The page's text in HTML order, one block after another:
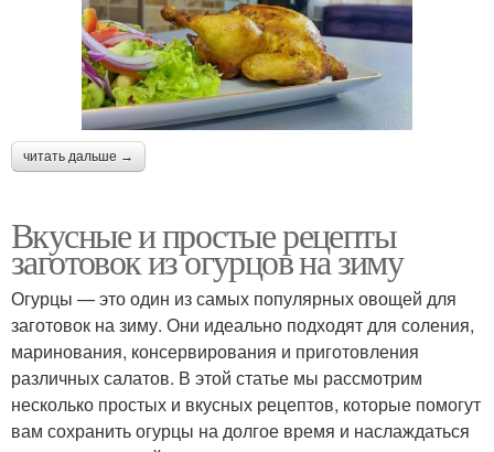
читать дальше →
Вкусные и простые рецепты
заготовок из огурцов на зиму
Огурцы — это один из самых популярных овощей для
заготовок на зиму. Они идеально подходят для соления,
маринования, консервирования и приготовления
различных салатов. В этой статье мы рассмотрим
несколько простых и вкусных рецептов, которые помогут
вам сохранить огурцы на долгое время и наслаждаться